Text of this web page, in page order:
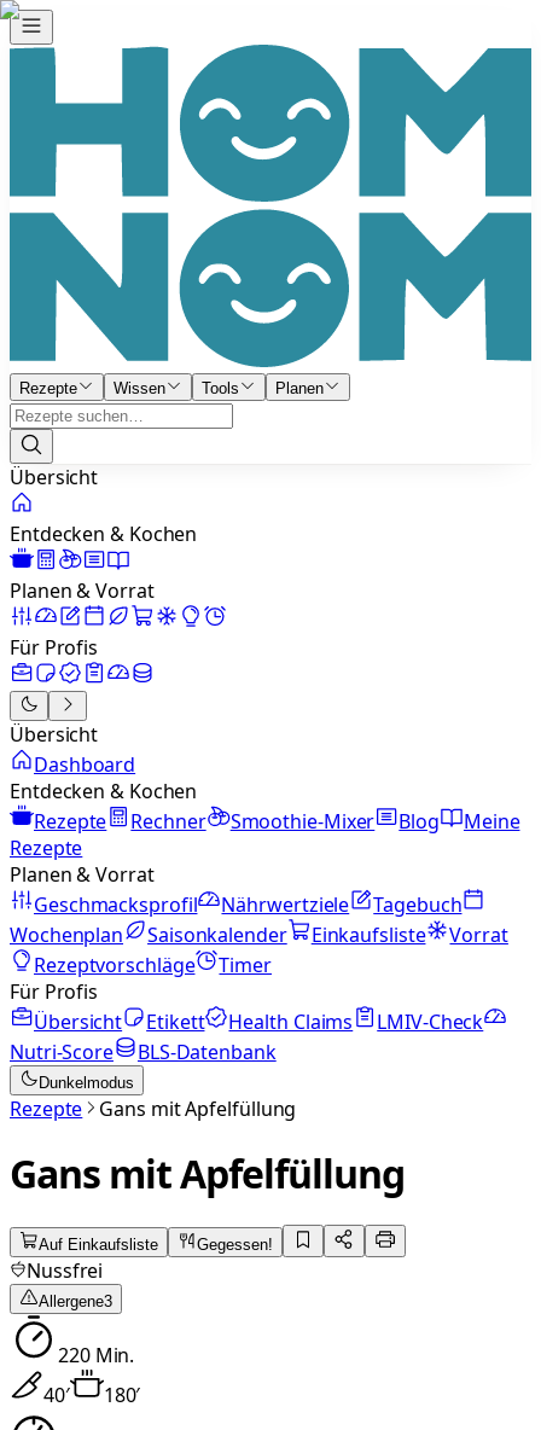
Rezepte Wissen Tools Planen
Übersicht
Entdecken & Kochen
Planen & Vorrat
Für Profis
Übersicht
Dashboard
Entdecken & Kochen
Rezepte
Rechner Smoothie-Mixer Blog
Meine
Rezepte
Planen & Vorrat
Geschmacksprofil
Nährwertziele
Tagebuch
Wochenplan
Saisonkalender Einkaufsliste
Vorrat
Rezeptvorschläge
Timer
Für Profis
Übersicht
Etikett Health Claims
LMIV-Check
Nutri-Score
BLS-Datenbank
Dunkelmodus
Rezepte Gans mit Apfelfüllung
Gans mit Apfelfüllung
Auf Einkaufsliste Gegessen!
Nussfrei
Allergene3
220Min.
40′ 180′